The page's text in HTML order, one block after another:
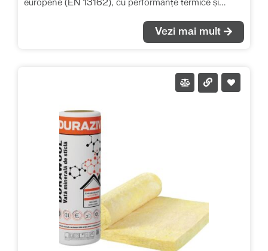
europene (EN 13162), cu performanțe termice și
termice și fonice în toate tipurile de aplicații, fără ca
saltelele de vată să fie supuse unor solicitări mecanice
orientată către interior (către zona caldă a încăperii),
având rol de barieră de vapori. Recomandăm
realizarea unei etanșeități continue a foliei de aluminiu,
0.040 W/(m*K)
Vezi mai mult